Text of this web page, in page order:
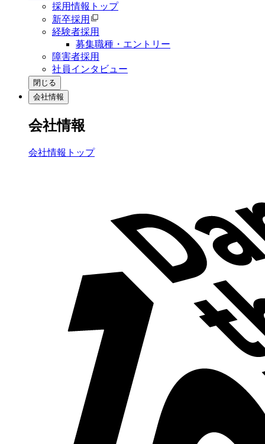
採用情報トップ
新卒採用
経験者採用
募集職種・エントリー
障害者採用
社員インタビュー
閉じる
会社情報
会社情報
会社情報トップ